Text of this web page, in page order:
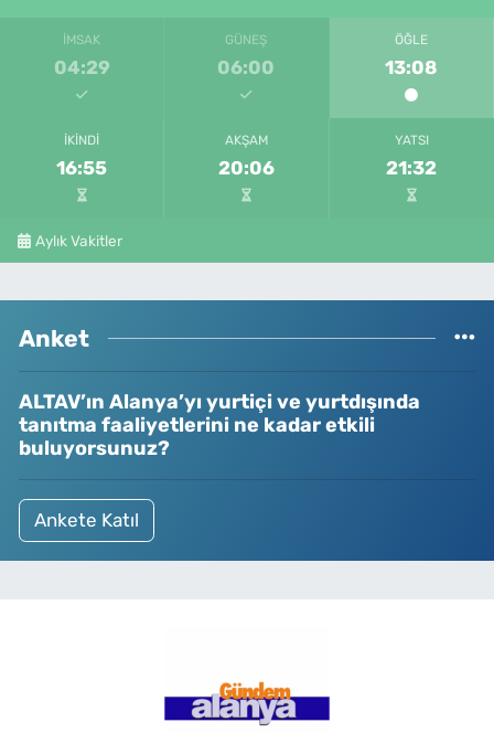
İMSAK
04:29
GÜNEŞ
06:00
ÖĞLE
13:08
İKINDI
16:55
AKŞAM
20:06
YATSI
21:32
Aylık Vakitler
Anket
ALTAV’ın Alanya’yı yurtiçi ve yurtdışında
tanıtma faaliyetlerini ne kadar etkili
buluyorsunuz?
Ankete Katıl